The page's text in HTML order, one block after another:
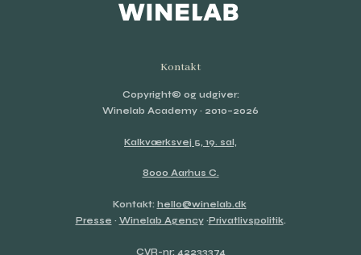
Kontakt
Copyright© og udgiver:
Winelab Academy · 2010–2026
Kalkværksvej 5, 19. sal,
8000 Aarhus C.
Kontakt: hello@winelab.dk
Presse · Winelab Agency· Privatlivspolitik.
CVR-nr: 42233374